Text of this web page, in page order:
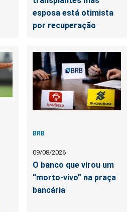
esposa está otimista
por recuperação
BRB
09/08/2026
O banco que virou um
“morto-vivo” na praça
bancária